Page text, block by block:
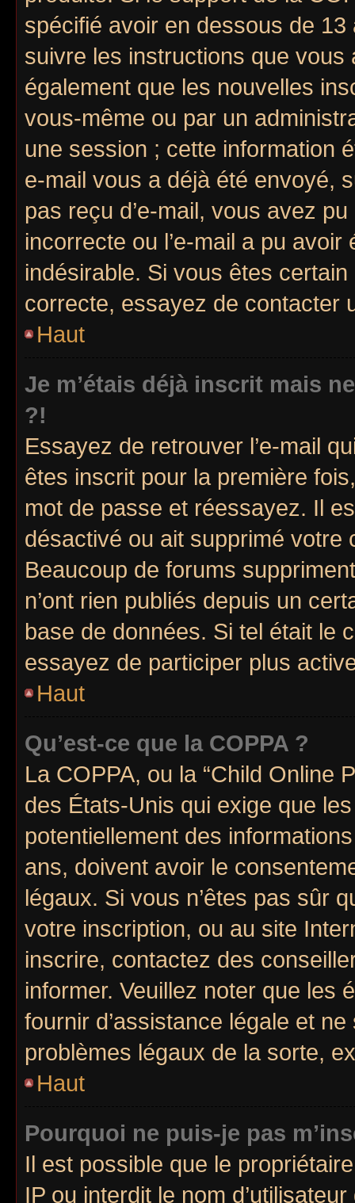
spécifié avoir en dessous de
suivre les instructions que
également que les nouvelles
vous-même ou par un
une session ; cette information
e-mail vous a déjà été envoyé,
pas reçu d’e-mail, vous avez
incorrecte ou l’e-mail a pu
indésirable. Si vous êtes
correcte, essayez de contacter
Haut
Je m’étais déjà inscrit mais
?!
Essayez de retrouver l’e-mail
êtes inscrit pour la première
mot de passe et réessayez. Il
désactivé ou ait supprimé votre
Beaucoup de forums
n’ont rien publiés depuis un
base de données. Si tel était le
essayez de participer plus
Haut
Qu’est-ce que la COPPA ?
La COPPA, ou la “Child Online
des États-Unis qui exige que
potentiellement des
ans, doivent avoir le
légaux. Si vous n’êtes pas sûr
votre inscription, ou au site
inscrire, contactez des
informer. Veuillez noter que les
fournir d’assistance légale et
problèmes légaux de la sorte,
Haut
Pourquoi ne puis-je pas
Il est possible que le
IP ou interdit le nom